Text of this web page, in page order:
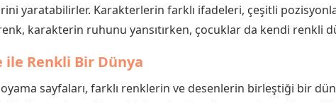
yaratabilirler. Karakterlerin farklı ifadeleri, çeşitli
karakterin ruhunu yansıtırken, çocuklar da kendi renkli
ile Renkli Bir Dünya
sayfaları, farklı renklerin ve desenlerin birleştiği bir